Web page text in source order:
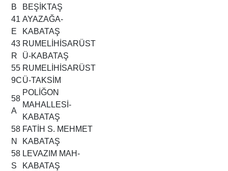
B
BEŞİKTAŞ
41
E
AYAZAĞA-
KABATAŞ
43
R
RUMELİHİSARÜST
Ü-KABATAŞ
55
9C
RUMELİHİSARÜST
Ü-TAKSİM
58
A
POLİĞON
MAHALLESİ-
KABATAŞ
58
N
FATİH S. MEHMET
KABATAŞ
58
S
LEVAZIM MAH-
KABATAŞ